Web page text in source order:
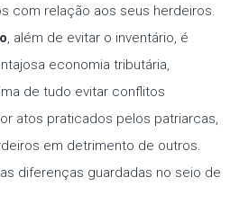
com relação aos seus herdeiros.
, além de evitar o inventário, é
economia tributária,
de tudo evitar conflitos
atos praticados pelos patriarcas,
em detrimento de outros.
diferenças guardadas no seio de